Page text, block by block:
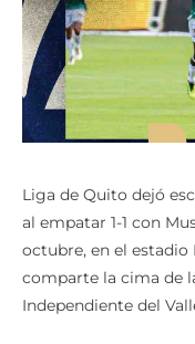
Liga de Quito dejó
al empatar 1-1 con
octubre, en el estadio
comparte la cima de
Independiente del